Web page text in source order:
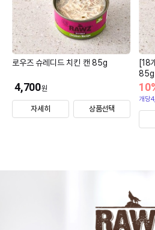
로우즈 슈레디드 치킨 캔 85g
4,700원
자세히 상품선택
[18
85g
10
개당